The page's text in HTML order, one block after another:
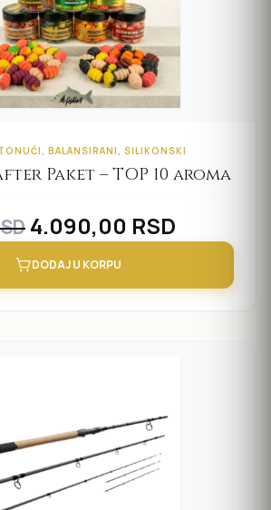
BALANSIRANI, SILIKONSKI
Paket – TOP 10 aroma
Original
price
was:
4.090,00 RSD
price
is:
DODAJ U KORPU